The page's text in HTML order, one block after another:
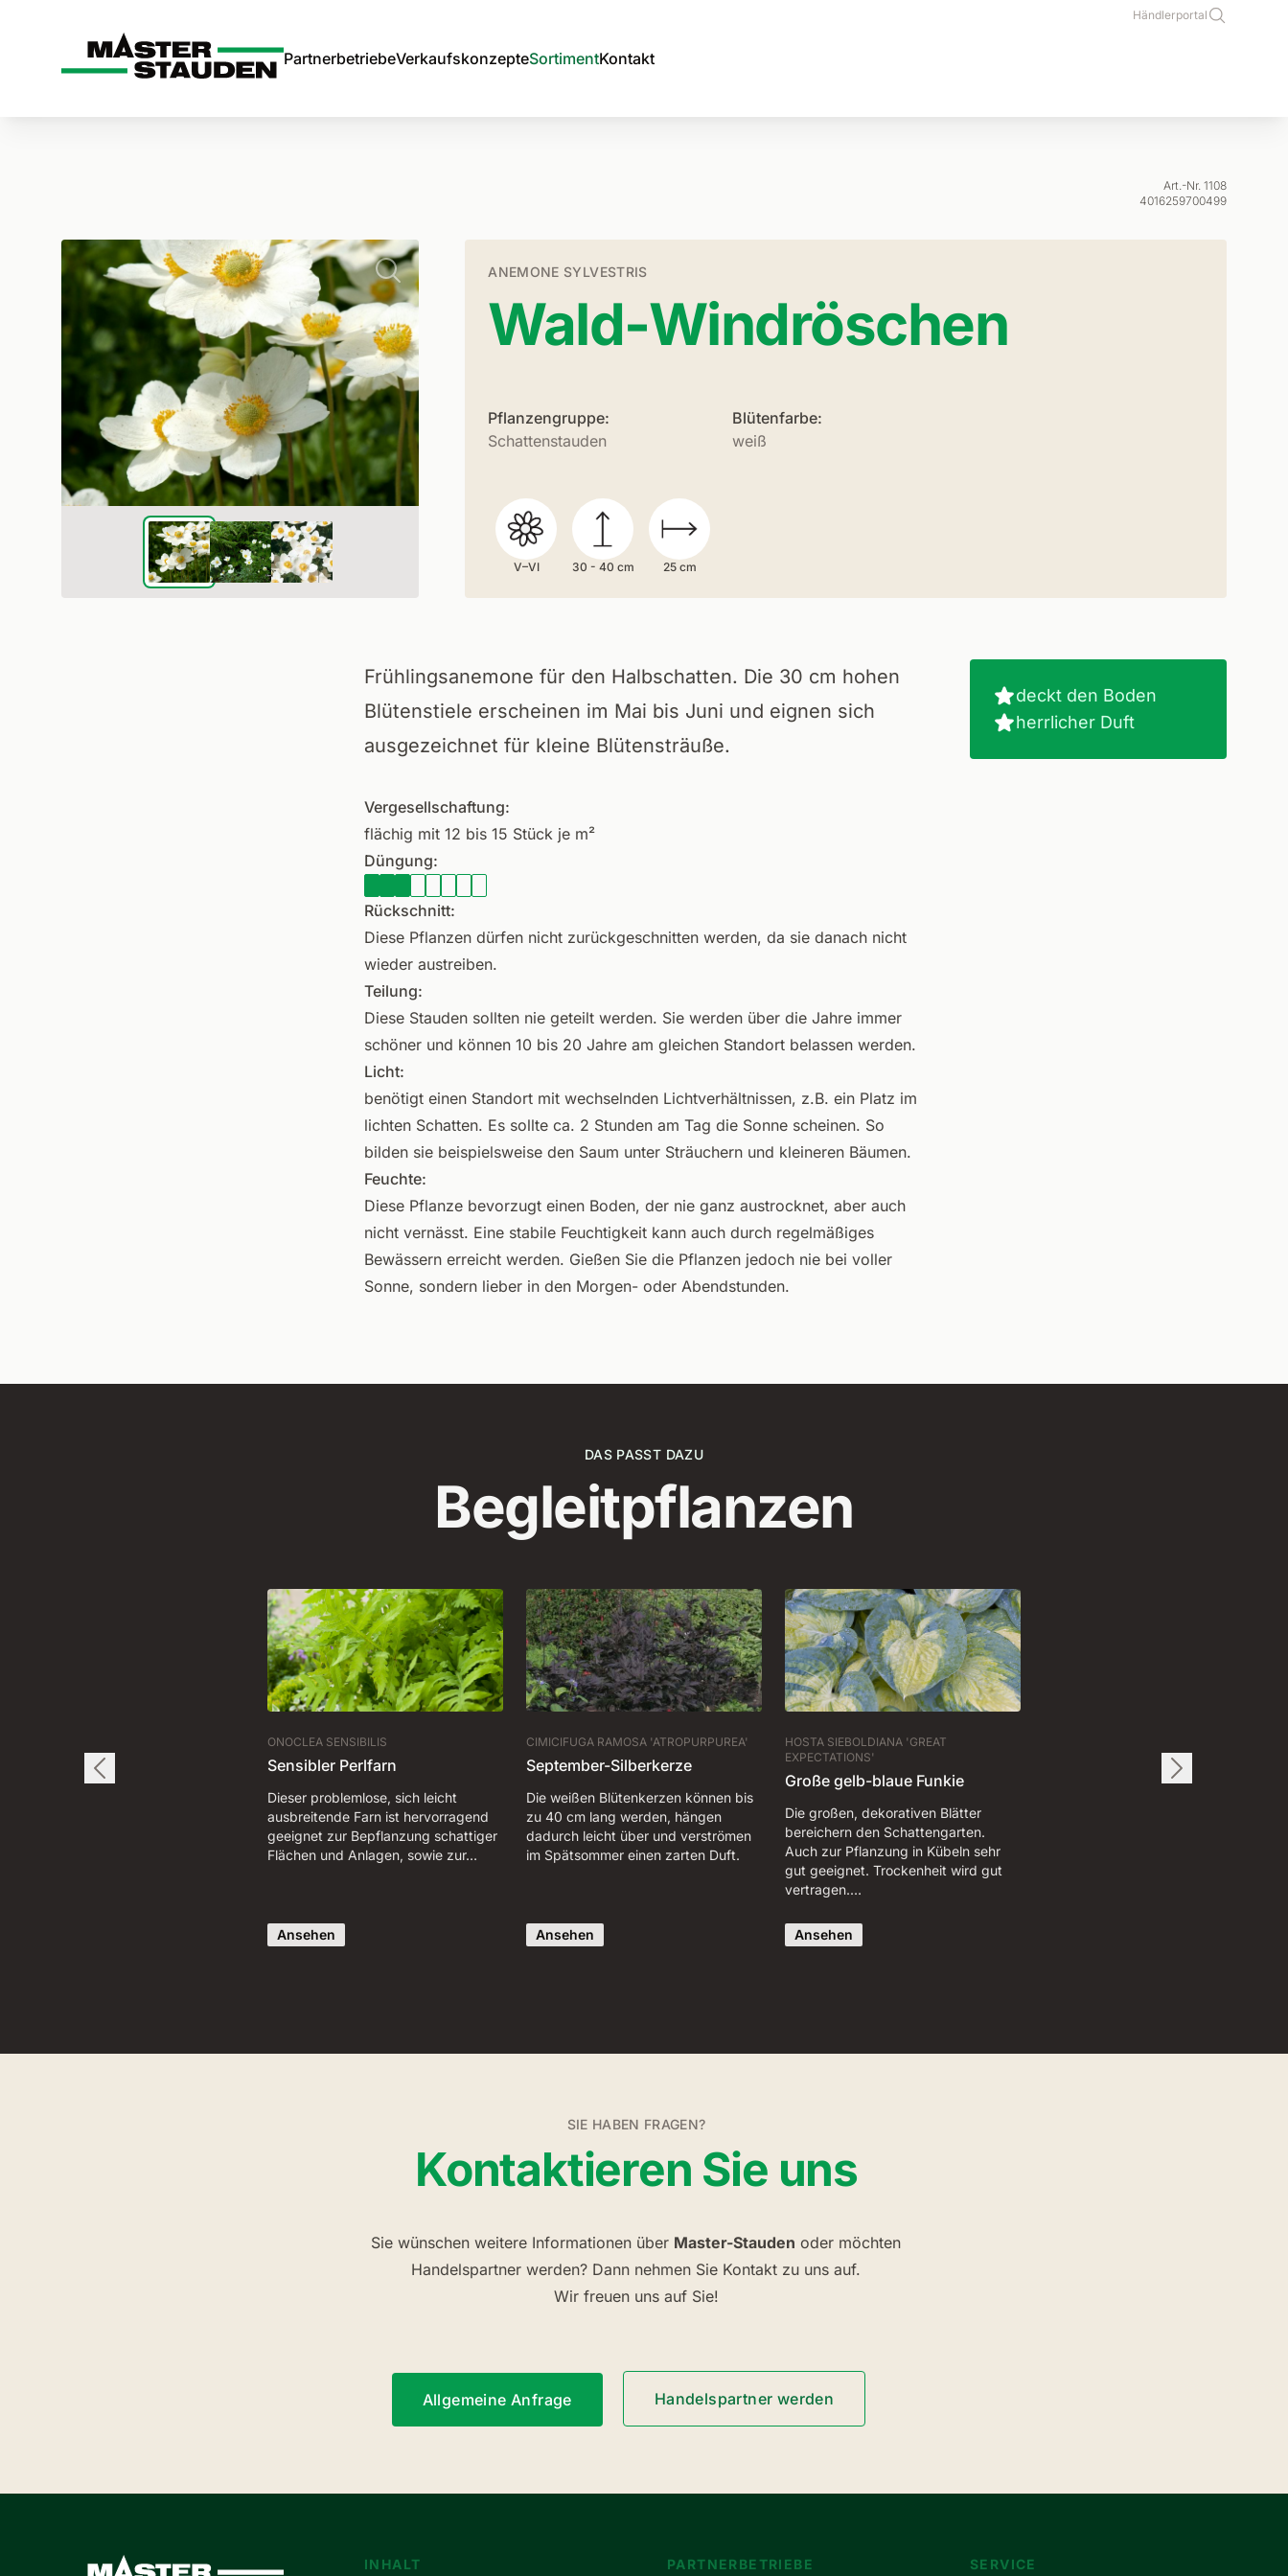
Händlerportal
Master-Stauden
PartnerbetriebeVerkaufskonzepteSortimentKontakt
Art.-Nr. 1108
4016259700499
ANEMONE SYLVESTRIS
Wald-Windröschen
Pflanzengruppe:
Schattenstauden
Blütenfarbe:
weiß
V–VI 30 - 40 cm 25 cm
deckt den Boden
herrlicher Duft
Frühlingsanemone für den Halbschatten. Die 30 cm hohen
Blütenstiele erscheinen im Mai bis Juni und eignen sich
ausgezeichnet für kleine Blütensträuße.
Vergesellschaftung:
flächig mit 12 bis 15 Stück je m²
Düngung:
Rückschnitt:
Diese Pflanzen dürfen nicht zurückgeschnitten werden, da sie danach nicht
wieder austreiben.
Teilung:
Diese Stauden sollten nie geteilt werden. Sie werden über die Jahre immer
schöner und können 10 bis 20 Jahre am gleichen Standort belassen werden.
Licht:
benötigt einen Standort mit wechselnden Lichtverhältnissen, z.B. ein Platz im
lichten Schatten. Es sollte ca. 2 Stunden am Tag die Sonne scheinen. So
bilden sie beispielsweise den Saum unter Sträuchern und kleineren Bäumen.
Feuchte:
Diese Pflanze bevorzugt einen Boden, der nie ganz austrocknet, aber auch
nicht vernässt. Eine stabile Feuchtigkeit kann auch durch regelmäßiges
Bewässern erreicht werden. Gießen Sie die Pflanzen jedoch nie bei voller
Sonne, sondern lieber in den Morgen- oder Abendstunden.
DAS PASST DAZU
Begleitpflanzen
ONOCLEA SENSIBILIS
Sensibler Perlfarn
Dieser problemlose, sich leicht
ausbreitende Farn ist hervorragend
geeignet zur Bepflanzung schattiger
Flächen und Anlagen, sowie zur…
Ansehen
CIMICIFUGA RAMOSA 'ATROPURPUREA'
September-Silberkerze
Die weißen Blütenkerzen können bis
zu 40 cm lang werden, hängen
dadurch leicht über und verströmen
im Spätsommer einen zarten Duft.
Ansehen
HOSTA SIEBOLDIANA 'GREAT
EXPECTATIONS'
Große gelb-blaue Funkie
Die großen, dekorativen Blätter
bereichern den Schattengarten.
Auch zur Pflanzung in Kübeln sehr
gut geeignet. Trockenheit wird gut
vertragen.…
Ansehen
SIE HABEN FRAGEN?
Kontaktieren Sie uns
Sie wünschen weitere Informationen über Master-Stauden oder möchten
Handelspartner werden? Dann nehmen Sie Kontakt zu uns auf.
Wir freuen uns auf Sie!
Allgemeine Anfrage Handelspartner werden
Master-Stauden INHALT PARTNERBETRIEBE SERVICE